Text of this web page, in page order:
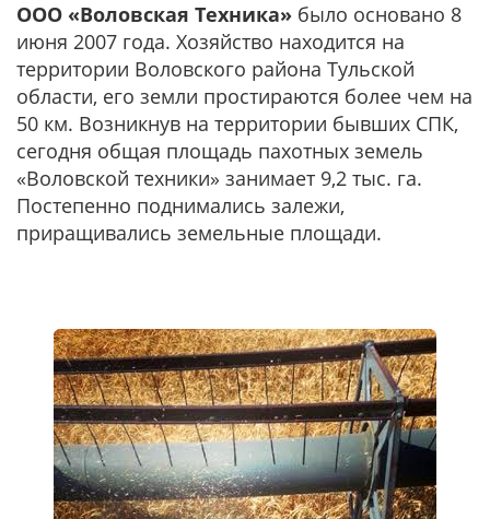
ООО «Воловская Техника» было основано 8
июня 2007 года. Хозяйство находится на
территории Воловского района Тульской
области, его земли простираются более чем на
50 км. Возникнув на территории бывших СПК,
сегодня общая площадь пахотных земель
«Воловской техники» занимает 9,2 тыс. га.
Постепенно поднимались залежи,
приращивались земельные площади.